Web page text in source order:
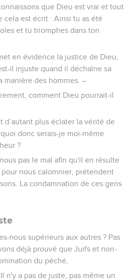
que Dieu est vrai et tout
cela est écrit : Ainsi tu as été
et tu triomphes dans ton
en évidence la justice de Dieu,
il injuste quand il déchaîne sa
manière des hommes. –
comment Dieu pourrait-il
d’autant plus éclater la vérité de
donc serais-je moi-même
?
pas le mal afin qu'il en résulte
nous calomnier, prétendent
La condamnation de ces gens
nous supérieurs aux autres ? Pas
déjà prouvé que Juifs et non-
du péché,
n'y a pas de juste, pas même un